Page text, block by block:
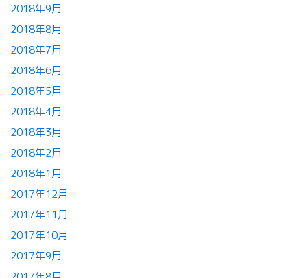
2018年9月
2018年8月
2018年7月
2018年6月
2018年5月
2018年4月
2018年3月
2018年2月
2018年1月
2017年12月
2017年11月
2017年10月
2017年9月